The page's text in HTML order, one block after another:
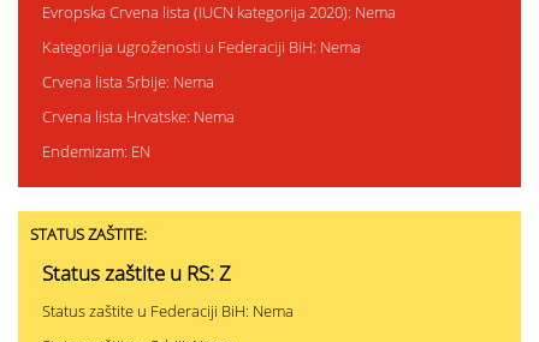
Evropska Crvena lista (IUCN kategorija 2020): Nema
Kategorija ugroženosti u Federaciji BiH: Nema
Crvena lista Srbije: Nema
Crvena lista Hrvatske: Nema
Endemizam: EN
STATUS ZAŠTITE:
Status zaštite u RS: Z
Status zaštite u Federaciji BiH: Nema